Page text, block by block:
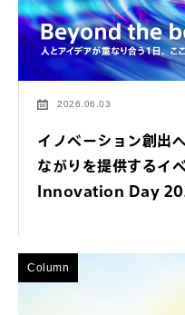
2026.06.03
イノベーション創出
ながりを提供するイ
Innovation Day
Column